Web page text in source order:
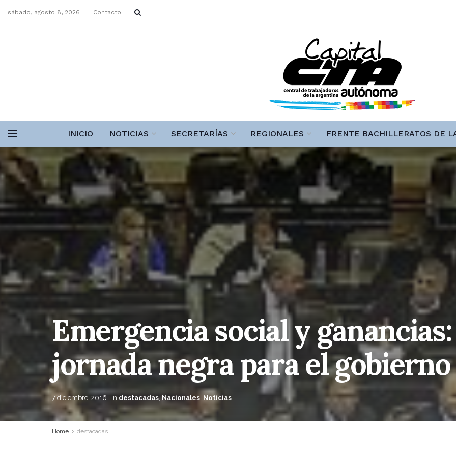
sábado, agosto 8, 2026 Contacto
INICIO NOTICIAS SECRETARÍAS REGIONALES FRENTE BACHILLERATOS DE
Emergencia social y
jornada negra para el gobierno
7 diciembre, 2016 in destacadas,Nacionales, Noticias
Home destacadas